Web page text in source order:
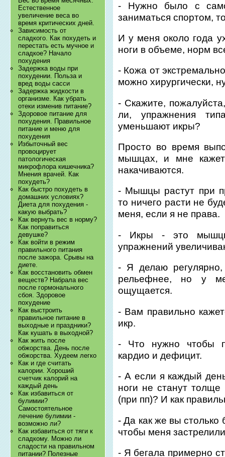
Естественное
увеличение веса во
время критических дней.
Зависимость от
сладкого. Как похудеть и
перестать есть мучное и
сладкое? Начало
похудения
Задержка воды при
похудении. Польза и
вред воды сасси
Задержка жидкости в
организме. Как убрать
отеки изменив питание?
Здоровое питание для
похудения. Правильное
питание и меню для
похудения
Избыточный вес
провоцирует
патологическая
микрофлора кишечника?
Мнения врачей. Как
похудеть?
Как быстро похудеть в
домашних условиях?
Диета для похудения -
какую выбрать?
Как вернуть вес в норму?
Как поправиться
девушке?
Как войти в режим
правильного питания
после зажора. Срывы на
диете.
Как восстановить обмен
веществ? Набрала вес
после гормонального
сбоя. Здоровое
похудение
Как выстроить
правильное питание в
выходные и праздники?
Как кушать в выходной?
Как жить после
обжорства. День после
обжорства. Худеем легко
Как и где считать
калории. Хороший
счетчик калорий на
каждый день
Как избавиться от
булимии?
Самостоятельное
лечение булимии -
возможно ли?
Как избавиться от тяги к
сладкому. Можно ли
сладости на правильном
питании? Полезные
- Нужно было с
заниматься спортом,
И у меня около года
ноги в объеме, норм
- Кожа от
можно хирургически,
- Скажите,
ли, упражнения
уменьшают икры?
Просто во время
мышцах, и мне
накачиваются.
- Мышцы растут при
то ничего расти не
меня, если я не права.
- Икры - это
упражнений
- Я делаю
рельефнее, но у
ощущается.
- Вам правильно
икр.
- Что нужно чтобы
кардио и дефицит.
- А если я каждый
ноги не станут
(при пп)? И как
- Да как же вы столько
чтобы меня
- Я бегала примерно